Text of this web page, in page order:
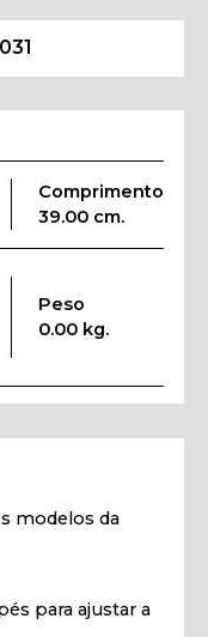
Comprimento
39.00 cm.
Peso
0.00 kg.
modelos da
para ajustar a